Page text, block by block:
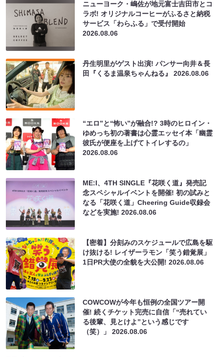
ニューヨーク・嶋佐が地元富士吉田市とコ
ラボ! オリジナルコーヒーがふるさと納税
サービス「わらふる」で受付開始
2026.08.06
丹生明里がゲスト出演! パンサー向井＆長
田『くるま温泉ちゃんねる』2026.08.06
“エロ”と“怖い”が融合!? 3時のヒロイン・
ゆめっち初の著書は心霊エッセイ本「幽霊
彼氏が便座を上げてトイレするの」
2026.08.06
ME:I、4TH SINGLE『花咲く道』発売記
念スペシャルイベントを開催! 初の試みと
なる「花咲く道」Cheering Guide収録会
などを実施!2026.08.06
【密着】分刻みのスケジュールで広島を駆
け抜ける! レイザーラモン「笑う錯覚展」
1日PR大使の全貌を大公開!2026.08.06
COWCOWが今年も恒例の全国ツアー開
催! 続くチケット完売に自信「“売れてい
る後輩、見とけよ”という感じです
（笑）」2026.08.06